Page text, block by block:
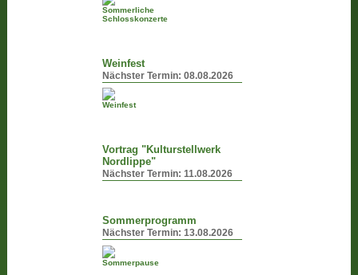
Weinfest
Nächster Termin:08.08.2026
Vortrag "Kulturstellwerk
Nordlippe"
Nächster Termin:11.08.2026
Sommerprogramm
Nächster Termin:13.08.2026